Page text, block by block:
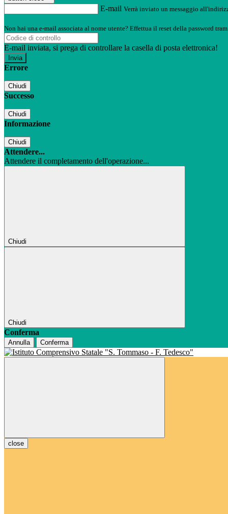
E-mail Verrà inviato un messaggio
Non hai una e-mail associata al nome utente? Effettua il reset della password
E-mail inviata, si prega di controllare la casella di posta elettronica!
Errore
Chiudi
Successo
Chiudi
Informazione
Chiudi
Attendere...
Attendere il completamento dell'operazione...
Chiudi
Chiudi
Conferma
Annulla Conferma
close